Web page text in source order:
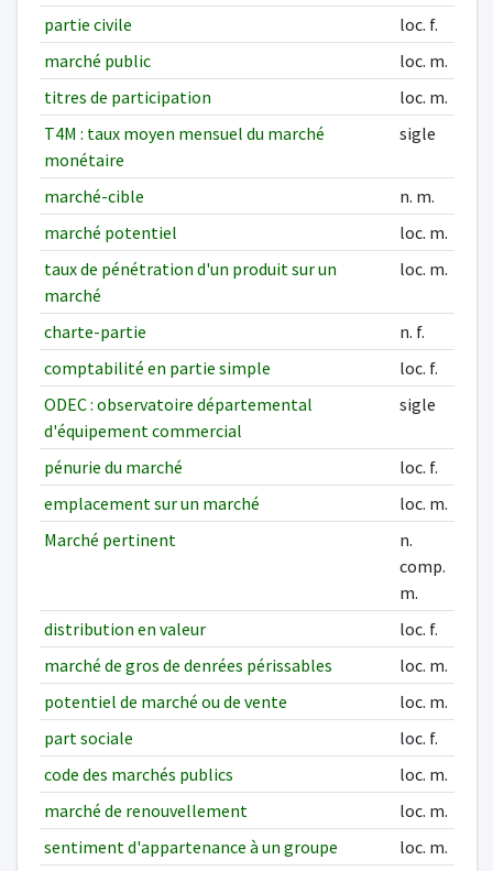
partie civile
loc. f.
marché public
loc. m.
titres de participation
loc. m.
T4M : taux moyen mensuel du marché
monétaire
sigle
marché-cible
n. m.
marché potentiel
loc. m.
taux de pénétration d'un produit sur un
marché
loc. m.
charte-partie
n. f.
comptabilité en partie simple
loc. f.
ODEC : observatoire départemental
d'équipement commercial
sigle
pénurie du marché
loc. f.
emplacement sur un marché
loc. m.
Marché pertinent
n.
comp.
m.
distribution en valeur
loc. f.
marché de gros de denrées périssables
loc. m.
potentiel de marché ou de vente
loc. m.
part sociale
loc. f.
code des marchés publics
loc. m.
marché de renouvellement
loc. m.
sentiment d'appartenance à un groupe
loc. m.